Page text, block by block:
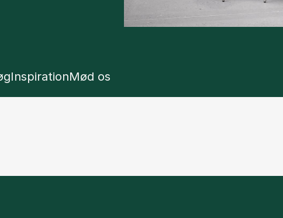
panel
Show panel
InspirationShow panel
Mød os